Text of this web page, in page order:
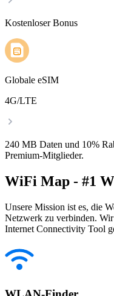
Kostenloser Bonus
Globale eSIM
4G/LTE
240 MB Daten und 10%
Premium-Mitglieder.
WiFi Map - #1
Unsere Mission ist es, die
Netzwerk zu verbinden.
Internet Connectivity Tool